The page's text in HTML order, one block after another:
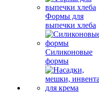
Формы для
выпечки хлеба
Силиконовые
формы